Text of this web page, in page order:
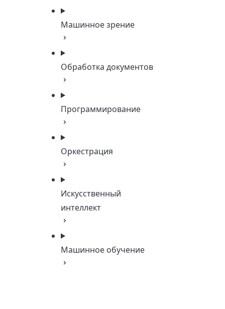
Машинное зрение
Обработка документов
Программирование
Оркестрация
Искусственный
интеллект
Машинное обучение